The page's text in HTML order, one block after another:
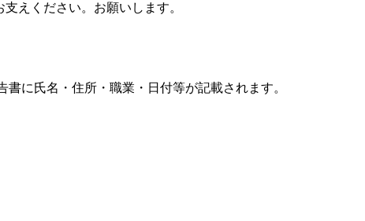
えください。お願いします。
に氏名・住所・職業・日付等が記載されます。